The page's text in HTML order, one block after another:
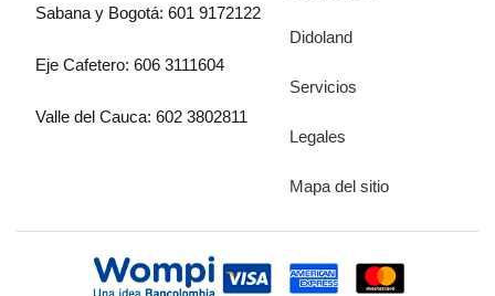
Sabana y Bogotá: 601 9172122
Eje Cafetero: 606 3111604
Valle del Cauca: 602 3802811
Didoland
Servicios
Legales
Mapa del sitio